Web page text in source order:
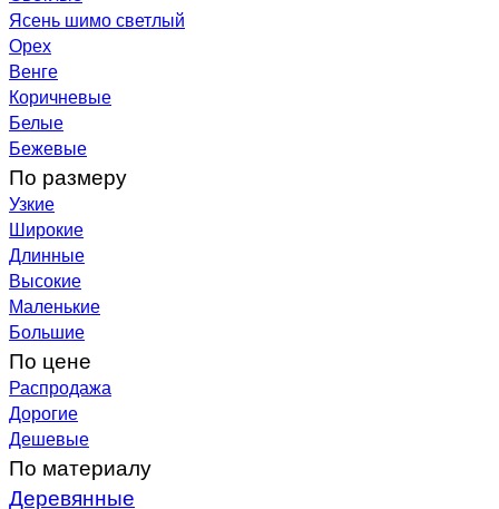
Ясень шимо светлый
Орех
Венге
Коричневые
Белые
Бежевые
По размеру
Узкие
Широкие
Длинные
Высокие
Маленькие
Большие
По цене
Распродажа
Дорогие
Дешевые
По материалу
Деревянные